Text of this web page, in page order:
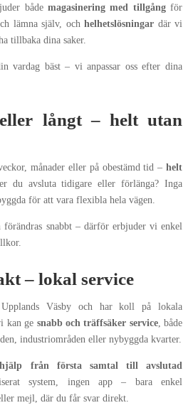
både magasinering med tillgångför
lämna själv, ochhelhetslösningar där vi
tillbaka dina saker.
vardag bäst – vi anpassar oss efter dina
långt – helt utan
månader eller på obestämd tid – helt
du avsluta tidigare eller förlänga? Inga
för att vara flexibla hela vägen.
snabbt – därför erbjuder vi enkel
– lokal service
Väsby och har koll på lokala
kan ge snabb och träffsäker service, både
industriområden eller nybyggda kvarter.
hjälp från första samtal till avslutad
system, ingen app – bara enkel
mejl, där du får svar direkt.